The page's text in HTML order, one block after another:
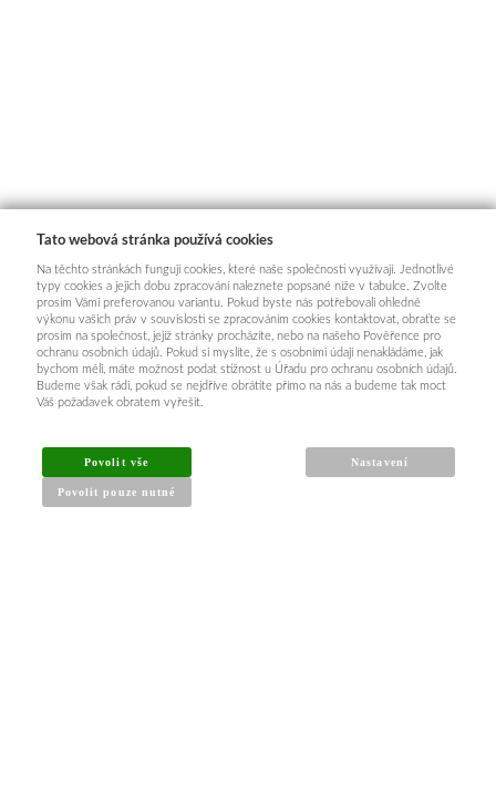
Tato webová stránka používá cookies
Na těchto stránkách fungují cookies, které naše společnosti využívají. Jednotlivé
typy cookies a jejich dobu zpracování naleznete popsané níže v tabulce. Zvolte
prosím Vámi preferovanou variantu. Pokud byste nás potřebovali ohledně
výkonu vašich práv v souvislosti se zpracováním cookies kontaktovat, obraťte se
prosím na společnost, jejíž stránky procházíte, nebo na našeho Pověřence pro
ochranu osobních údajů. Pokud si myslíte, že s osobními údaji nenakládáme, jak
bychom měli, máte možnost podat stížnost u Úřadu pro ochranu osobních údajů.
Budeme však rádi, pokud se nejdříve obrátíte přímo na nás a budeme tak moct
Váš požadavek obratem vyřešit.
Povolit vše
Povolit pouze nutné
Nastavení